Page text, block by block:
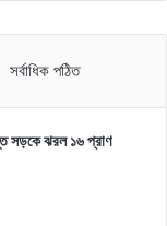
সর্বাধিক পঠিত
সড়কে ঝরল ১৬ প্রাণ